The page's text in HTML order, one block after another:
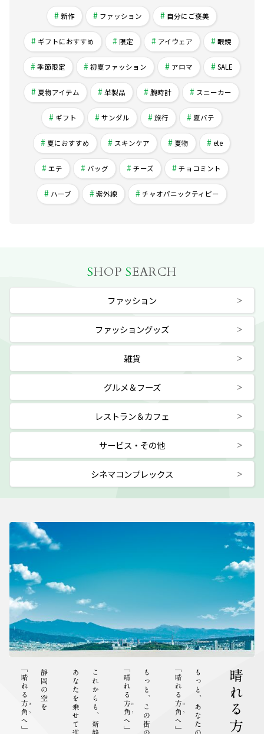
新作 ファッション 自分にご褒美
ギフトにおすすめ 限定 アイウェア 眼鏡
季節限定 初夏ファッション アロマ SALE
夏物アイテム 革製品 腕時計 スニーカー
ギフト サンダル 旅行 夏バテ
夏におすすめ スキンケア 夏物 ete
エテ バッグ チーズ チョコミント
ハーブ 紫外線 チャオパニックティピー
SHOP SEARCH
ファッション
ファッショングッズ
雑貨
グルメ＆フーズ
レストラン＆カフェ
サービス・その他
シネマコンプレックス